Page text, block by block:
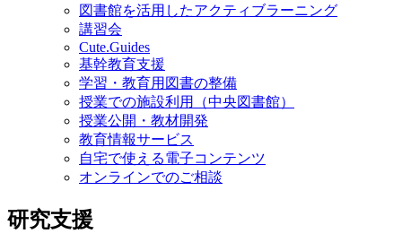
図書館を活用したアクティブラーニング
講習会
Cute.Guides
基幹教育支援
学習・教育用図書の整備
授業での施設利用（中央図書館）
授業公開・教材開発
教育情報サービス
自宅で使える電子コンテンツ
オンラインでのご相談
研究支援